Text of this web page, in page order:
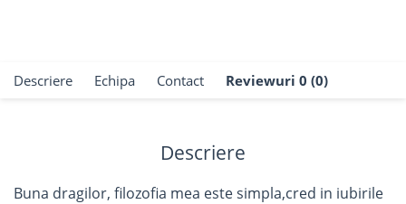
Descriere Echipa Contact Reviewuri 0 (0)
Descriere
Buna dragilor, filozofia mea este simpla,cred in iubirile